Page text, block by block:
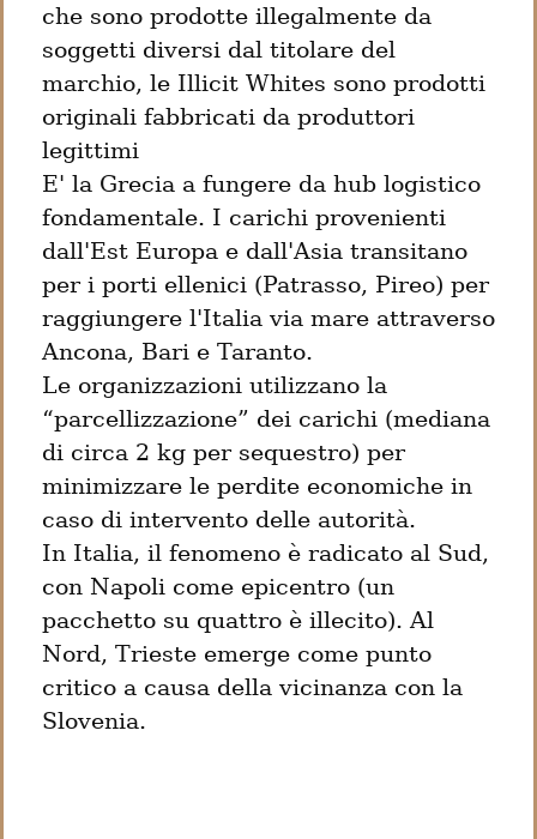
che sono prodotte illegalmente da
soggetti diversi dal titolare del
marchio, le Illicit Whites sono prodotti
originali fabbricati da produttori
legittimi
E' la Grecia a fungere da hub logistico
fondamentale. I carichi provenienti
dall'Est Europa e dall'Asia transitano
per i porti ellenici (Patrasso, Pireo) per
raggiungere l'Italia via mare attraverso
Ancona, Bari e Taranto.
Le organizzazioni utilizzano la
“parcellizzazione” dei carichi (mediana
di circa 2 kg per sequestro) per
minimizzare le perdite economiche in
caso di intervento delle autorità.
In Italia, il fenomeno è radicato al Sud,
con Napoli come epicentro (un
pacchetto su quattro è illecito). Al
Nord, Trieste emerge come punto
critico a causa della vicinanza con la
Slovenia.